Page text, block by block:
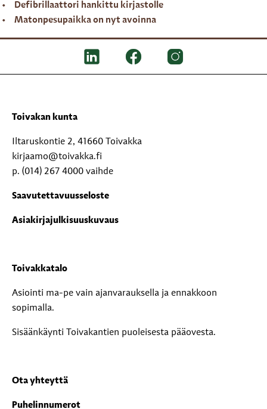
Defibrillaattori hankittu kirjastolle
Matonpesupaikka on nyt avoinna
Toivakan kunta
Iltaruskontie 2, 41660 Toivakka
kirjaamo@toivakka.fi
p. (014) 267 4000 vaihde
Saavutettavuusseloste
Asiakirjajulkisuuskuvaus
Toivakkatalo
Asiointi ma-pe vain ajanvarauksella ja ennakkoon
sopimalla.
Sisäänkäynti Toivakantien puoleisesta pääovesta.
Ota yhteyttä
Puhelinnumerot